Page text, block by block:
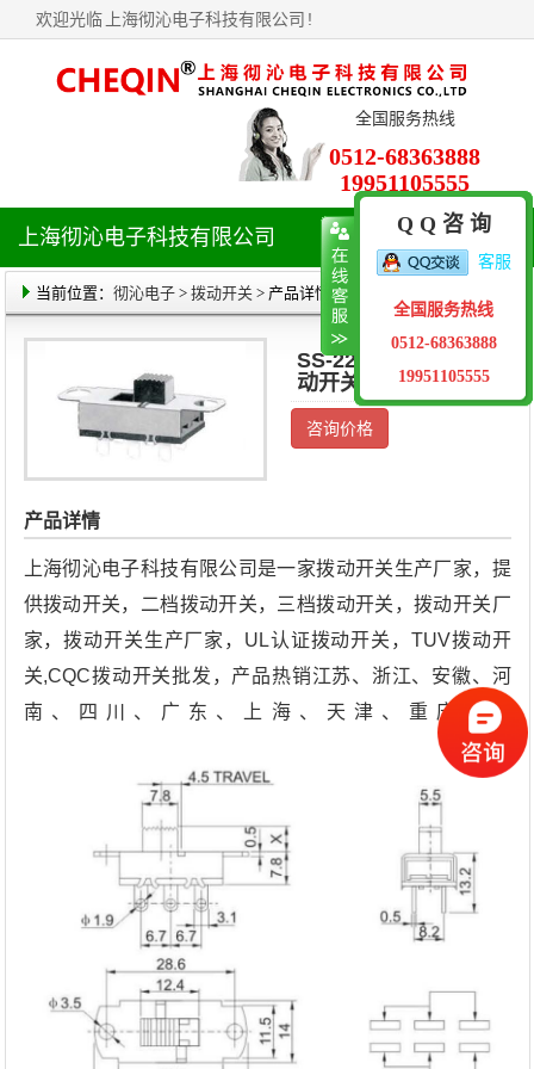
欢迎光临 上海彻沁电子科技有限公司 !
全国服务热线
0512-68363888
19951105555
航
单
上海彻沁电子科技有限公司
当前位置： 彻沁电子> 拨动开关> 产品详情
SS-22I24(2P2T)拨
动开关
咨询价格
产品详情
上海彻沁电子科技有限公司是一家拨动开关生产厂家，提
供拨动开关，二档拨动开关，三档拨动开关，拨动开关厂
家，拨动开关生产厂家，UL认证拨动开关，TUV拨动开
关,CQC拨动开关批发，产品热销江苏、浙江、安徽、河
南、四川、广东、上海、天津、重庆等地
Q Q 咨 询
客服
全国服务热线
0512-68363888
19951105555